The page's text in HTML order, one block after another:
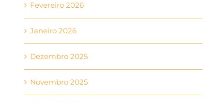
Fevereiro 2026
Janeiro 2026
Dezembro 2025
Novembro 2025